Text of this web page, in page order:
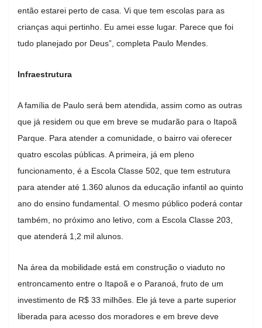
então estarei perto de casa. Vi que tem escolas para as
crianças aqui pertinho. Eu amei esse lugar. Parece que foi
tudo planejado por Deus”, completa Paulo Mendes.
Infraestrutura
A família de Paulo será bem atendida, assim como as outras
que já residem ou que em breve se mudarão para o Itapoã
Parque. Para atender a comunidade, o bairro vai oferecer
quatro escolas públicas. A primeira, já em pleno
funcionamento, é a Escola Classe 502, que tem estrutura
para atender até 1.360 alunos da educação infantil ao quinto
ano do ensino fundamental. O mesmo público poderá contar
também, no próximo ano letivo, com a Escola Classe 203,
que atenderá 1,2 mil alunos.
Na área da mobilidade está em construção o viaduto no
entroncamento entre o Itapoã e o Paranoá, fruto de um
investimento de R$ 33 milhões. Ele já teve a parte superior
liberada para acesso dos moradores e em breve deve